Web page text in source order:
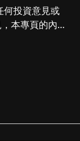
何投資意見或
本專頁的內容